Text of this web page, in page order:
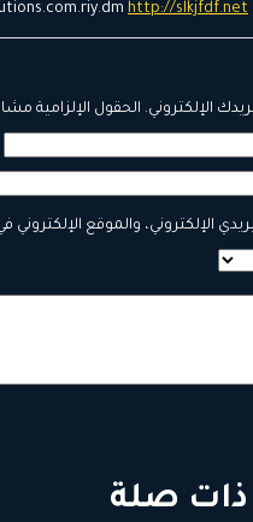
http://slkjfdf.net/
الإلكتروني. الحقول الإلزامية مشار
الإلكتروني، والموقع
ذات صلة